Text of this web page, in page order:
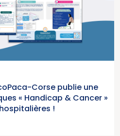
Corse publie une
« Handicap & Cancer »
!